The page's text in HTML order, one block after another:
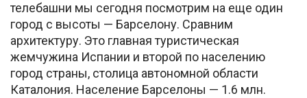
телебашни мы сегодня посмотрим на еще один
город с высоты — Барселону. Сравним
архитектуру. Это главная туристическая
жемчужина Испании и второй по населению
город страны, столица автономной области
Каталония. Население Барселоны — 1.6 млн.